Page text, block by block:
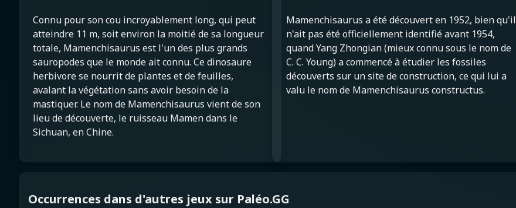
Connu pour son cou incroyablement long, qui peut
atteindre 11 m, soit environ la moitié de sa longueur
totale, Mamenchisaurus est l'un des plus grands
sauropodes que le monde ait connu. Ce dinosaure
herbivore se nourrit de plantes et de feuilles,
avalant la végétation sans avoir besoin de la
mastiquer. Le nom de Mamenchisaurus vient de son
lieu de découverte, le ruisseau Mamen dans le
Sichuan, en Chine.
Mamenchisaurus a été découvert en 1952, bien qu'il
n'ait pas été officiellement identifié avant 1954,
quand Yang Zhongian (mieux connu sous le nom de
C. C. Young) a commencé à étudier les fossiles
découverts sur un site de construction, ce qui lui a
valu le nom de Mamenchisaurus constructus.
Occurrences dans d'autres jeux sur Paléo.GG